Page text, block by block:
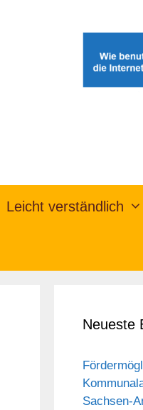
Leicht verständlich
Neueste
Sachsen-